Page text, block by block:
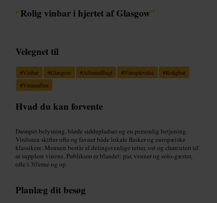
“Rolig vinbar i hjertet af Glasgow”
Velegnet til
#Vinbar #Glasgow #Aftenudflugt #Vinoplevelse #Roligbar
#Venneaften
Hvad du kan forvente
Dæmpet belysning, bløde siddepladser og en personlig betjening.
Vinlisten skifter ofte og favner både lokale flasker og europæiske
klassikere. Menuen består af delingsvenlige retter, ost og charcuteri til
at supplere vinene. Publikum er blandet: par, venner og solo-gæster,
ofte i 30'erne og op.
Planlæg dit besøg